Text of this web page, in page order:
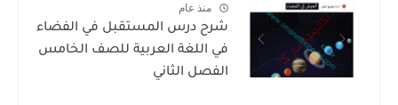
منذ عام
شرح درس المستقبل في الفضاء
في اللغة العربية للصف الخامس
الفصل الثاني